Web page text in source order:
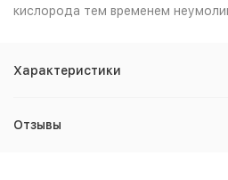
кислорода тем временем
Характеристики
Отзывы